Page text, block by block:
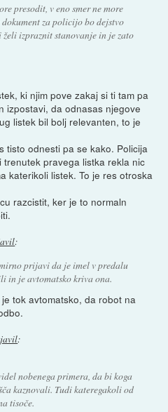
presodit, v eno smer ne more
za policijo bo dejstvo
izpraznit stanovanje in je zato
ki njim pove zakaj si ti tam pa
izpostavi, da odnasas njegove
listek bil bolj relevanten, to je
tisto odnesti pa se kako. Policija
pravega listka rekla nic
katerikoli listek. To je res otroska
razcistit, ker je to normaln
:
prijavi da je imel v predalu
in je avtomatsko kriva ona.
tok avtomatsko, da robot na
:
nobenega primera, da bi koga
kaznovali. Tudi kateregakoli od
tisoče.